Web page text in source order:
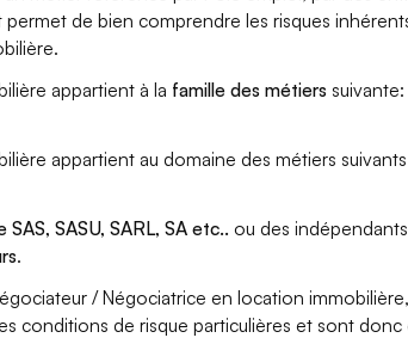
de bien comprendre les risques
appartient à la famille des métiers suivante:
appartient au domaine des métiers
SASU, SARL, SA etc.. ou des
.
/ Négociatrice en location immobilière,
conditions de risque particulières et sont donc